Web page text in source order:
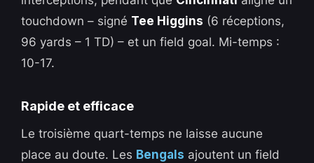
touchdown – signé Tee Higgins (6 réceptions,
96 yards – 1 TD) – et un field goal. Mi-temps :
10-17.
Rapide et efficace
Le troisième quart-temps ne laisse aucune
place au doute. Les Bengals ajoutent un field